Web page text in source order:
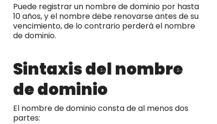
Puede registrar un nombre de dominio por hasta
10 años, y el nombre debe renovarse antes de su
vencimiento, de lo contrario perderá el nombre
de dominio.
Sintaxis del nombre
de dominio
El nombre de dominio consta de al menos dos
partes: